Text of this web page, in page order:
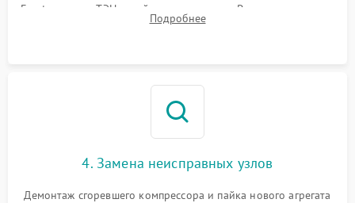
Frost, включая ТЭН оттайки и вентилятор. Ремонт или замена
платы управления при сбоях алгоритмов.
Подробнее
4. Замена неисправных узлов
Демонтаж сгоревшего компрессора и пайка нового агрегата